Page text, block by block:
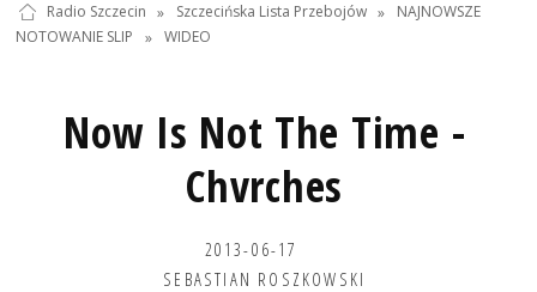
Radio Szczecin » Szczecińska Lista Przebojów »
NAJNOWSZE
NOTOWANIE SLIP
» WIDEO
Now Is Not The Time -
Chvrches
2013-06-17
SEBASTIAN ROSZKOWSKI